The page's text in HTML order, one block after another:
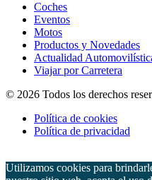
Coches
Eventos
Motos
Productos y Novedades
Actualidad
Viajar por Carretera
© 2026 Todos los derechos
Política de cookies
Política de privacidad
Utilizamos cookies para